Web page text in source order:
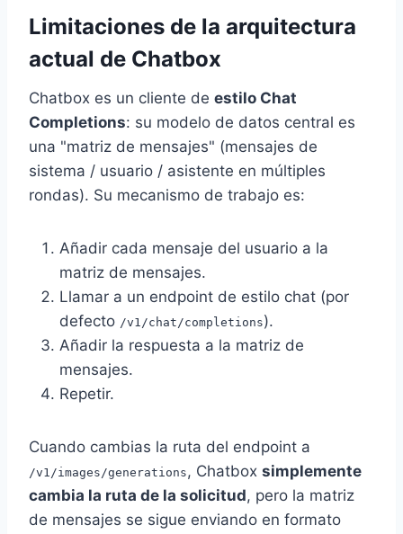
Limitaciones de la arquitectura
actual de Chatbox
Chatbox es un cliente de estilo Chat
Completions: su modelo de datos central es
una "matriz de mensajes" (mensajes de
sistema / usuario / asistente en múltiples
rondas). Su mecanismo de trabajo es:
Añadir cada mensaje del usuario a la
matriz de mensajes.
Llamar a un endpoint de estilo chat (por
defecto /v1/chat/completions).
Añadir la respuesta a la matriz de
mensajes.
Repetir.
Cuando cambias la ruta del endpoint a
/v1/images/generations, Chatbox simplemente
cambia la ruta de la solicitud, pero la matriz
de mensajes se sigue enviando en formato